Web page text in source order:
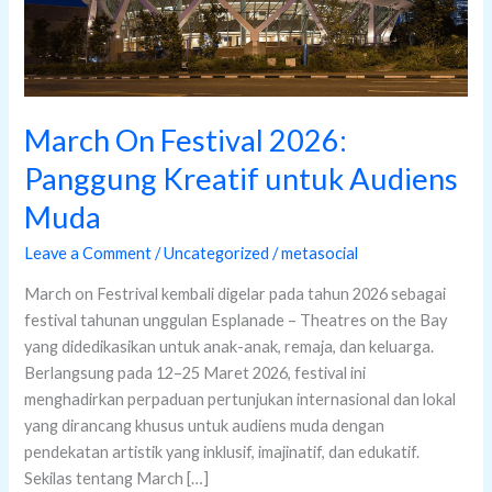
March On Festival 2026:
Panggung Kreatif untuk Audiens
Muda
Leave a Comment /Uncategorized /metasocial
March on Festrival kembali digelar pada tahun 2026 sebagai
festival tahunan unggulan Esplanade – Theatres on the Bay
yang didedikasikan untuk anak-anak, remaja, dan keluarga.
Berlangsung pada 12–25 Maret 2026, festival ini
menghadirkan perpaduan pertunjukan internasional dan lokal
yang dirancang khusus untuk audiens muda dengan
pendekatan artistik yang inklusif, imajinatif, dan edukatif.
Sekilas tentang March […]
Muda